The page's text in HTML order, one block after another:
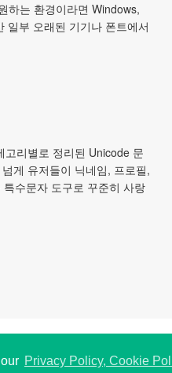
Privacy Policy, Cookie
하는 환경이라면 Windows,
일부 오래된 기기나 폰트에서
리별로 정리된 Unicode 문
게 유저들이 닉네임, 프로필,
수문자 도구로 꾸준히 사랑